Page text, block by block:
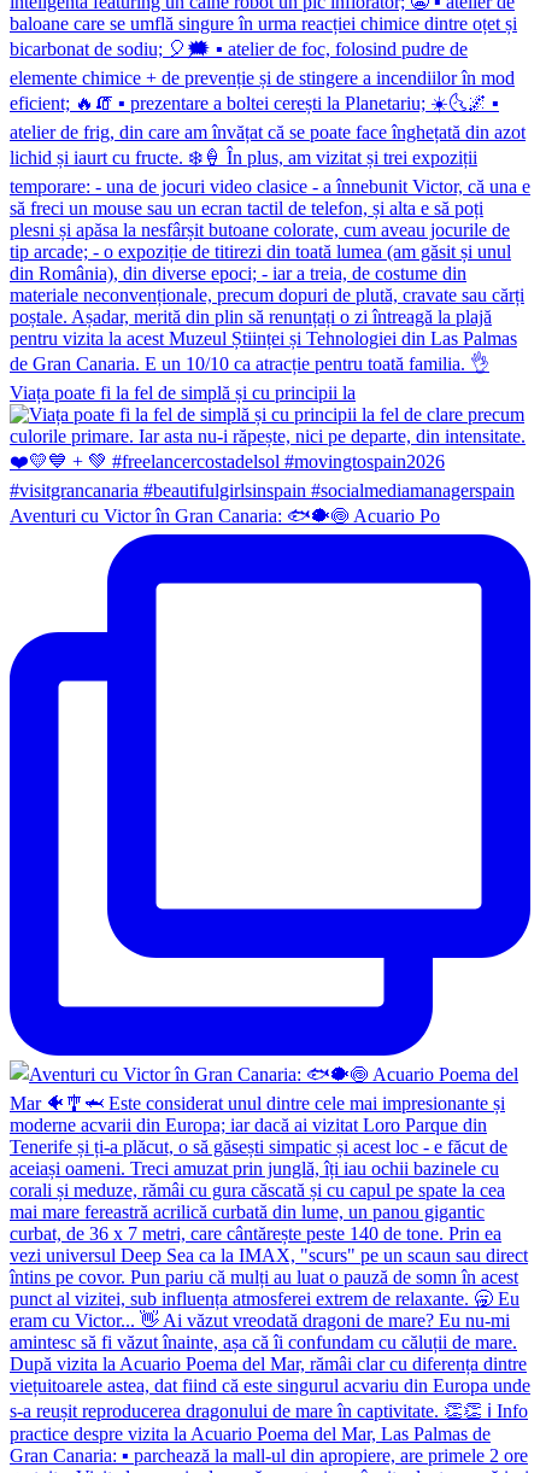
Viața poate fi la fel de simplă și cu principii la
Aventuri cu Victor în Gran Canaria: 🐟🐡🍥 Acuario Po